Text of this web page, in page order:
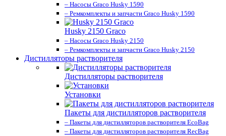
– Насосы Graco Husky 1590
– Ремкомплекты и запчасти Graco Husky 1590
Husky 2150 Graco
– Насосы Graco Husky 2150
– Ремкомплекты и запчасти Graco Husky 2150
Дистилляторы растворителя
Дистилляторы растворителя
Установки
Пакеты для дистилляторов растворителя
– Пакеты для дистилляторов растворителя EcoBag
– Пакеты для дистилляторов растворителя RecBag